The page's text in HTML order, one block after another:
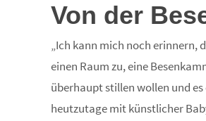
Von der
„Ich kann mich noch erinnern,
einen Raum zu, eine
überhaupt stillen wollen und
heutzutage mit künstlicher